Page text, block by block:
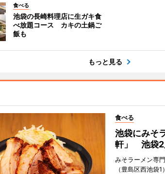
食べる
池袋の長崎料理店に生ガキ食
べ放題コース カキの土鍋ご
飯も
もっと見る
食べる
池袋にみそ
軒」 池袋2
みそラーメン専
（豊島区西池袋